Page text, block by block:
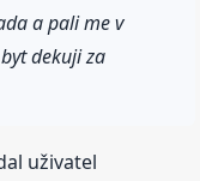
a pali me v
dekuji za
uživatel